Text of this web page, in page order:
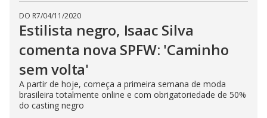
DO R7/04/11/2020
Estilista negro, Isaac Silva
comenta nova SPFW: 'Caminho
sem volta'
A partir de hoje, começa a primeira semana de moda
brasileira totalmente online e com obrigatoriedade de 50%
do casting negro